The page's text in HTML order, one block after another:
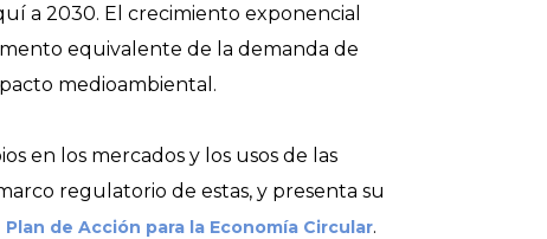
a 2030. El crecimiento exponencial
equivalente de la demanda de
medioambiental.
en los mercados y los usos de las
regulatorio de estas, y presenta su
Plan de Acción para la Economía Circular.